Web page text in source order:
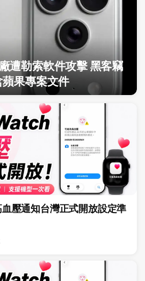
遭勒索軟件攻擊 黑客竊
果專案文件
壓通知台灣正式開放設定準